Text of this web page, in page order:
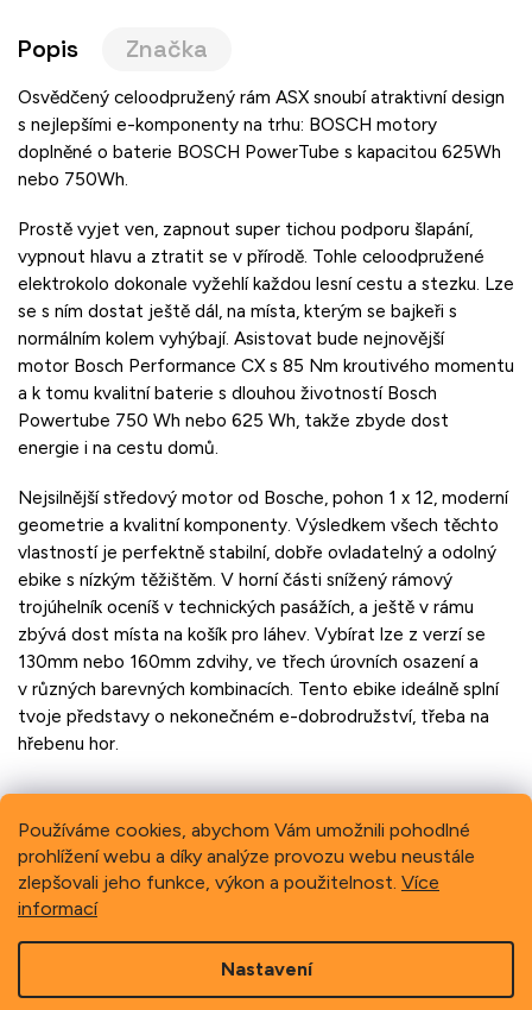
Používáme cookies, abychom Vám umožnili pohodlné
prohlížení webu a díky analýze provozu webu neustále
zlepšovali jeho funkce, výkon a použitelnost. Více
informací
Nastavení
Popis Značka
Osvědčený celoodpružený rám ASX snoubí atraktivní design
s nejlepšími e-komponenty na trhu: BOSCH motory
doplněné o baterie BOSCH PowerTube s kapacitou 625Wh
nebo 750Wh.
Prostě vyjet ven, zapnout super tichou podporu šlapání,
vypnout hlavu a ztratit se v přírodě. Tohle celoodpružené
elektrokolo dokonale vyžehlí každou lesní cestu a stezku. Lze
se s ním dostat ještě dál, na místa, kterým se bajkeři s
normálním kolem vyhýbají. Asistovat bude nejnovější
motor Bosch Performance CX s 85 Nm kroutivého momentu
a k tomu kvalitní baterie s dlouhou životností Bosch
Powertube 750 Wh nebo 625 Wh, takže zbyde dost
energie i na cestu domů.
Nejsilnější středový motor od Bosche, pohon 1 x 12, moderní
geometrie a kvalitní komponenty. Výsledkem všech těchto
vlastností je perfektně stabilní, dobře ovladatelný a odolný
ebike s nízkým těžištěm. V horní části snížený rámový
trojúhelník oceníš v technických pasážích, a ještě v rámu
zbývá dost místa na košík pro láhev. Vybírat lze z verzí se
130mm nebo 160mm zdvihy, ve třech úrovních osazení a
v různých barevných kombinacích. Tento ebike ideálně splní
tvoje představy o nekonečném e-dobrodružství, třeba na
hřebenu hor.
Previous